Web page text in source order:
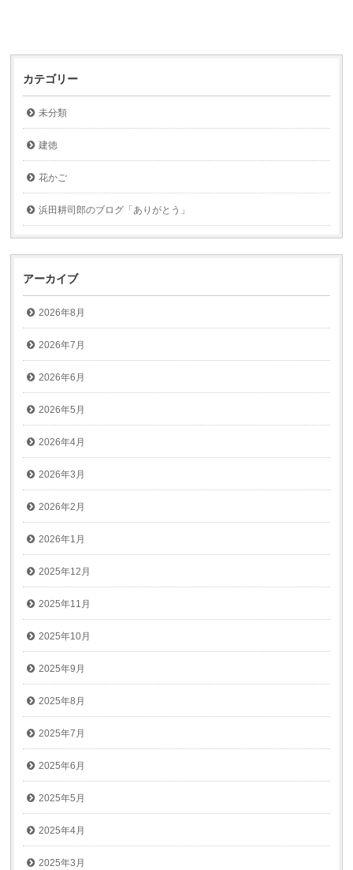
カテゴリー
未分類
建徳
花かご
浜田耕司郎のブログ「ありがとう」
アーカイブ
2026年8月
2026年7月
2026年6月
2026年5月
2026年4月
2026年3月
2026年2月
2026年1月
2025年12月
2025年11月
2025年10月
2025年9月
2025年8月
2025年7月
2025年6月
2025年5月
2025年4月
2025年3月